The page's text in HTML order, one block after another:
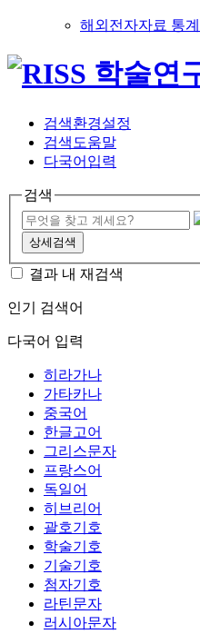
해외전자자료 통계
검색환경설정
검색도움말
다국어입력
검색
상세검색
결과 내 재검색
인기 검색어
다국어 입력
히라가나
가타카나
중국어
한글고어
그리스문자
프랑스어
독일어
히브리어
괄호기호
학술기호
기술기호
첨자기호
라틴문자
러시아문자